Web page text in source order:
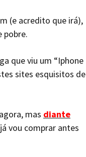
(e acredito que irá),
pobre.
que viu um “Iphone
sites esquisitos de
mas diante
vou comprar antes